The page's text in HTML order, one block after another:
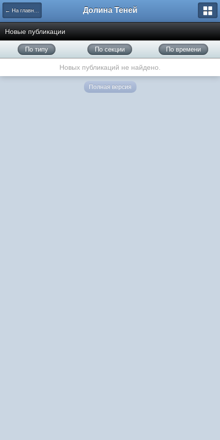
← На главную Долина Теней
Новые публикации
По типу По секции По времени
Новых публикаций не найдено.
Полная версия